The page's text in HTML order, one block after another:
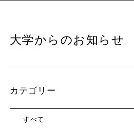
大学からのお知らせ
カテゴリー
すべて